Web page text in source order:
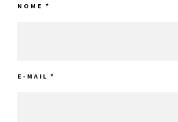
NOME *
E-MAIL *